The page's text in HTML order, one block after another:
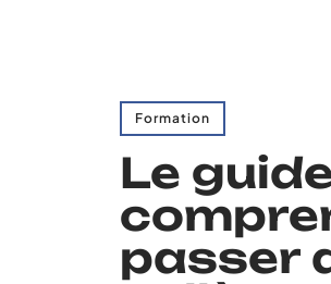
Formation
Le
passer